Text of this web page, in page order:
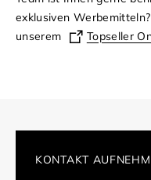
exklusiven
unserem
Topseller
KONTAKT